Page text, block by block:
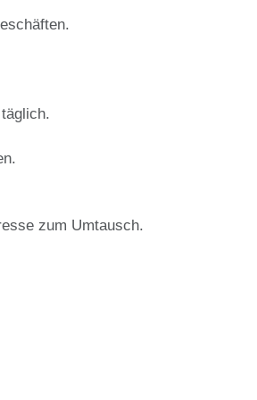
zum Umtausch.